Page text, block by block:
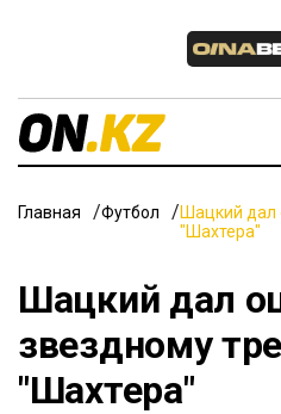
Главная Футбол
Шацкий дал
"Шахтера"
Шацкий дал
звездному
"Шахтера"